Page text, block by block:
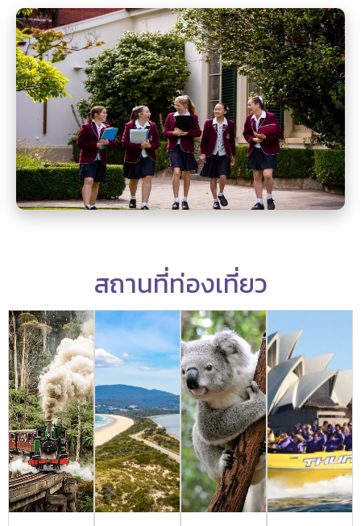
สถานที่ท่องเที่ยว